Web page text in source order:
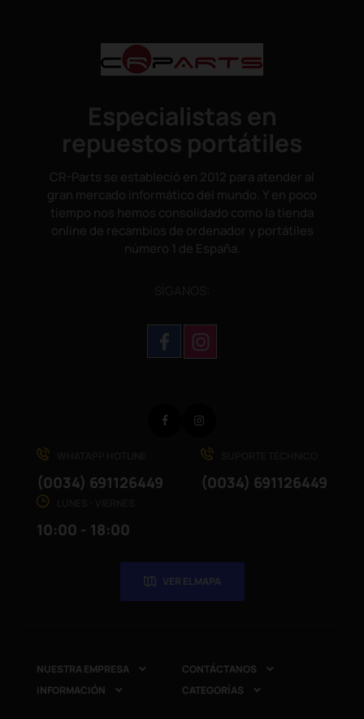
Especialistas en
repuestos portátiles
CR-Parts se estableció en 2012 para atender al
gran mercado informático del mundo. Y en poco
tiempo nos hemos consolidado como la tienda
online de recambios de ordenador y portátiles
número 1 de España.
(0034) 691126449 (0034) 691126449
10:00 - 18:00
VER EL MAPA
Facebook
NUESTRA EMPRESA  CONTÁCTANOS 
INFORMACIÓN  CATEGORÍAS 